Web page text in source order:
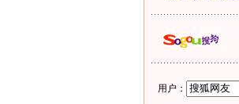
用户：